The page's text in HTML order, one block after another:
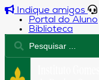
Indique amigos
Portal do Aluno
Biblioteca